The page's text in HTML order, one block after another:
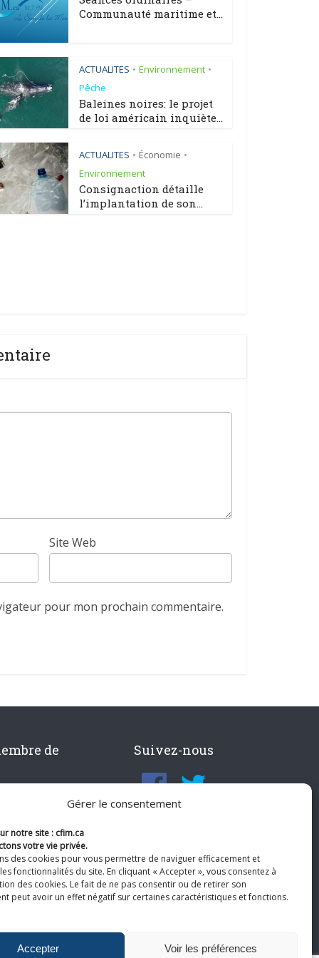
Gérer le consentement
notre site : cfim.ca
votre vie privée.
des cookies pour vous permettre de naviguer efficacement et
fonctionnalités du site. En cliquant « Accepter », vous consentez à
des cookies. Le fait de ne pas consentir ou de retirer son
peut avoir un effet négatif sur certaines caractéristiques et fonctions.
Accepter Voir les préférences
Communauté maritime et...
ACTUALITES • Environnement •
Pêche
Baleines noires: le projet
de loi américain inquiète...
ACTUALITES • Économie •
Environnement
Consignaction détaille
l’implantation de son...
Site Web
pour mon prochain commentaire.
de
Suivez-nous